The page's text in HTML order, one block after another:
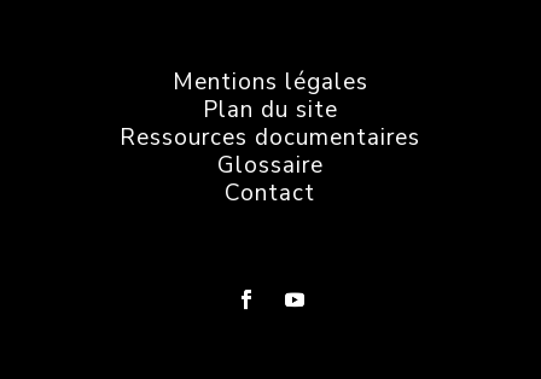
Mentions légales
Plan du site
Ressources documentaires
Glossaire
Contact